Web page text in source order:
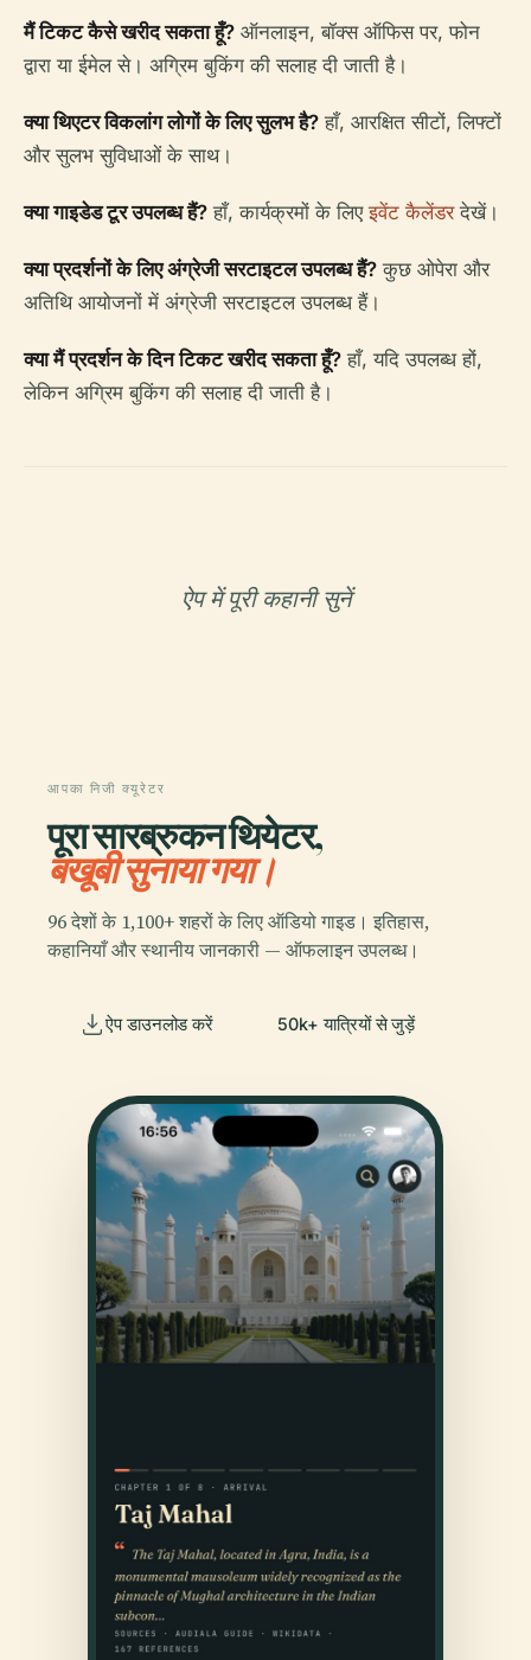
मैं टिकट कैसे खरीद सकता हूँ? ऑनलाइन, बॉक्स ऑफिस पर, फोन
द्वारा या ईमेल से। अग्रिम बुकिंग की सलाह दी जाती है।
क्या थिएटर विकलांग लोगों के लिए सुलभ है? हाँ, आरक्षित सीटों, लिफ्टों
और सुलभ सुविधाओं के साथ।
क्या गाइडेड टूर उपलब्ध हैं? हाँ, कार्यक्रमों के लिएइवेंट कैलेंडरदेखें।
क्या प्रदर्शनों के लिए अंग्रेजी सरटाइटल उपलब्ध हैं? कुछ ओपेरा और
अतिथि आयोजनों में अंग्रेजी सरटाइटल उपलब्ध हैं।
क्या मैं प्रदर्शन के दिन टिकट खरीद सकता हूँ? हाँ, यदि उपलब्ध हों,
लेकिन अग्रिम बुकिंग की सलाह दी जाती है।
ऐप में पूरी कहानी सुनें
आपका निजी क्यूरेटर
पूरा सारब्रुकन थियेटर,
बखूबी सुनाया गया।
96 देशों के 1,100+ शहरों के लिए ऑडियो गाइड। इतिहास,
कहानियाँ और स्थानीय जानकारी — ऑफलाइन उपलब्ध।
ऐप डाउनलोड करें 50k+ यात्रियों से जुड़ें